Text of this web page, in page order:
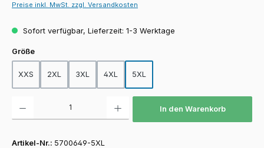
Preise inkl. MwSt. zzgl. Versandkosten
Sofort verfügbar, Lieferzeit: 1-3 Werktage
Größeauswählen
XXS 2XL 3XL 4XL 5XL
In den Warenkorb
Artikel-Nr.: 5700649-5XL